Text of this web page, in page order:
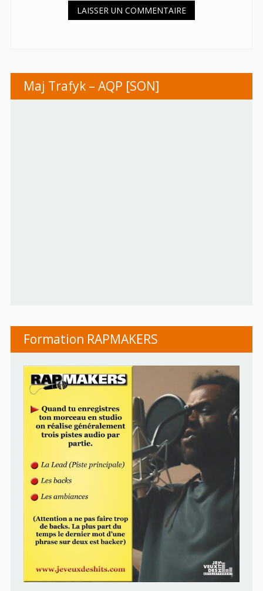
Maj Trafyk – AQP [SON]
Formation RAPMAKERS